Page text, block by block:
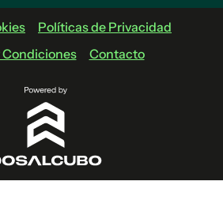
Políticas de Privacidad
Contacto